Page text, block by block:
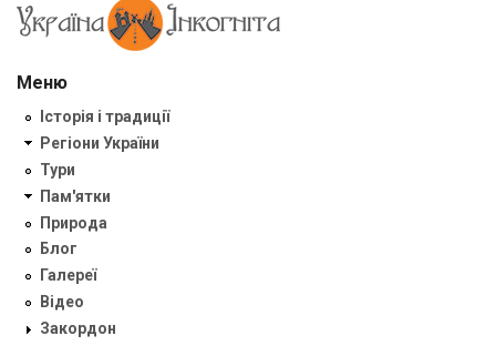
Меню
Історія і традиції
Регіони України
Тури
Пам'ятки
Природа
Блог
Галереї
Відео
Закордон